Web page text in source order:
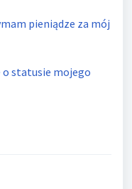
pieniądze za mój
statusie mojego